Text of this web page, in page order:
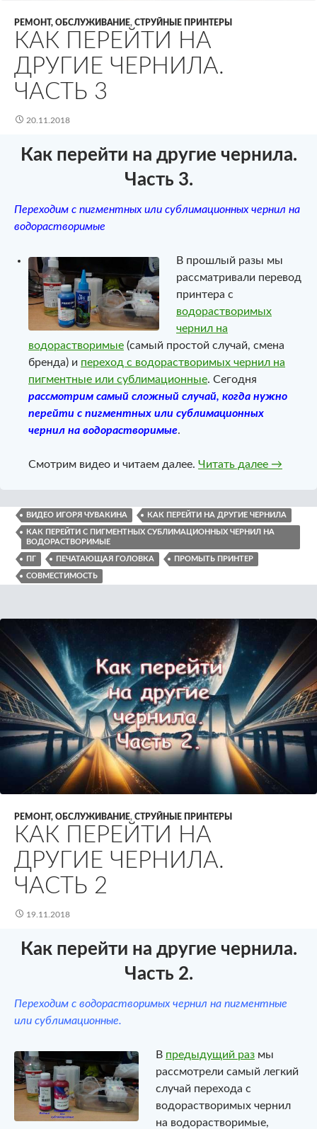
РЕМОНТ, ОБСЛУЖИВАНИЕ, СТРУЙНЫЕ ПРИНТЕРЫ
КАК ПЕРЕЙТИ НА
ДРУГИЕ ЧЕРНИЛА.
ЧАСТЬ 3
20.11.2018
Как перейти на другие чернила.
Часть 3.
Переходим с пигментных или сублимационных чернил на
водорастворимые
В прошлый разы мы
рассматривали перевод
принтера с
водорастворимых
чернил на
водорастворимые (самый простой случай, смена
бренда) и переход с водорастворимых чернил на
пигментные или сублимационные. Сегодня
рассмотрим самый сложный случай, когда нужно
перейти с пигментных или сублимационных
чернил на водорастворимые.
Смотрим видео и читаем далее. Читать далее Как
→
ВИДЕО ИГОРЯ ЧУВАКИНА КАК ПЕРЕЙТИ НА ДРУГИЕ ЧЕРНИЛА
КАК ПЕРЕЙТИ С ПИГМЕНТНЫХ СУБЛИМАЦИОННЫХ ЧЕРНИЛ НА
ВОДОРАСТВОРИМЫЕ
ПГ ПЕЧАТАЮЩАЯ ГОЛОВКА ПРОМЫТЬ ПРИНТЕР
СОВМЕСТИМОСТЬ
РЕМОНТ, ОБСЛУЖИВАНИЕ, СТРУЙНЫЕ ПРИНТЕРЫ
КАК ПЕРЕЙТИ НА
ДРУГИЕ ЧЕРНИЛА.
ЧАСТЬ 2
19.11.2018
Как перейти на другие чернила.
Часть 2.
Переходим с водорастворимых чернил на пигментные
или сублимационные.
В предыдущий раз мы
рассмотрели самый легкий
случай перехода с
водорастворимых чернил
на водорастворимые,